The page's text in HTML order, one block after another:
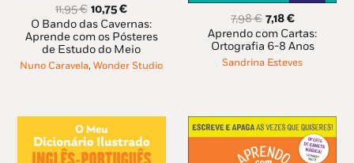
11,95€ O
preço
original
era:
11,95 €.
10,75€O
preço
atual
é:
10,75 €.
O Bando das Cavernas:
Aprende com os Pósteres
de Estudo do Meio
Nuno Caravela,Wonder Studio
7,98€ O
preço
original
era:
7,18€O
preço
atual
é:
Aprendo com Cartas:
Ortografia 6-8 Anos
Sandrina Esteves